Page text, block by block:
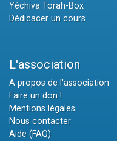
Yéchiva Torah-Box
Dédicacer un cours
L'association
A propos de l'association
Faire un don !
Mentions légales
Nous contacter
Aide (FAQ)